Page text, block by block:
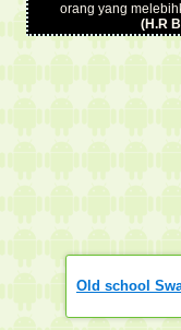
orang yang
(H.R
Old school